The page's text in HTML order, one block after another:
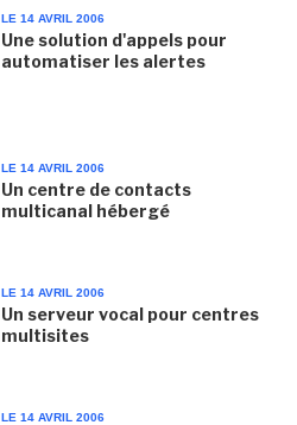
LE 14 AVRIL 2006
Une solution d'appels pour
automatiser les alertes
LE 14 AVRIL 2006
Un centre de contacts
multicanal hébergé
LE 14 AVRIL 2006
Un serveur vocal pour centres
multisites
LE 14 AVRIL 2006